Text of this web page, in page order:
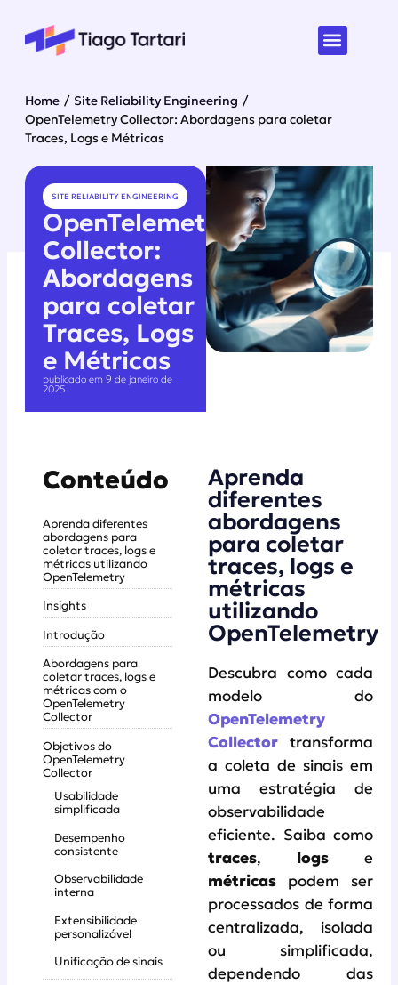
Home / Site Reliability Engineering /
OpenTelemetry Collector: Abordagens para coletar
Traces, Logs e Métricas
SITE RELIABILITY ENGINEERING
OpenTelemetry
Collector:
Abordagens
para coletar
Traces, Logs
e Métricas
publicado em 9 de janeiro de
2025
Conteúdo
Aprenda diferentes
abordagens para
coletar traces, logs e
métricas utilizando
OpenTelemetry
Insights
Introdução
Abordagens para
coletar traces, logs e
métricas com o
OpenTelemetry
Collector
Objetivos do
OpenTelemetry
Collector
Usabilidade
simplificada
Desempenho
consistente
Observabilidade
interna
Extensibilidade
personalizável
Unificação de sinais
Aprenda
diferentes
abordagens
para coletar
traces, logs e
métricas
utilizando
OpenTelemetry
Descubra como cada
modelo do
OpenTelemetry
Collector transforma
a coleta de sinais em
uma estratégia de
observabilidade
eficiente. Saiba como
traces, logs e
métricas podem ser
processados de forma
centralizada, isolada
ou simplificada,
dependendo das